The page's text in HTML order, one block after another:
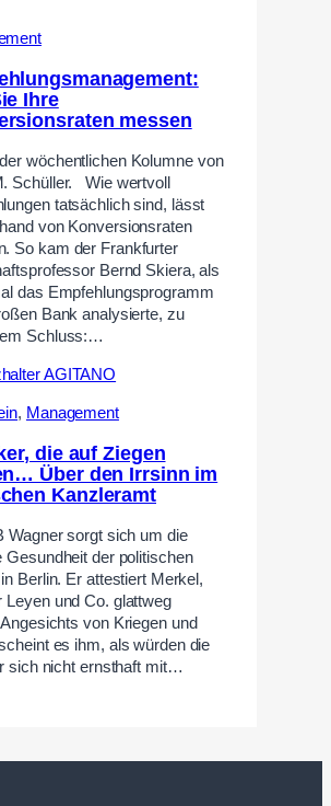
Ihre
messen
wöchentlichen Kolumne von
Schüller. Wie wertvoll
tatsächlich sind, lässt
von Konversionsraten
So kam der Frankfurter
Bernd Skiera, als
das Empfehlungsprogramm
Bank analysierte, zu
Schluss:…
, Management
die auf Ziegen
Über den Irrsinn im
Kanzleramt
Wagner sorgt sich um die
Gesundheit der politischen
Berlin. Er attestiert Merkel,
Leyen und Co. glattweg
Angesichts von Kriegen und
es ihm, als würden die
sich nicht ernsthaft mit…